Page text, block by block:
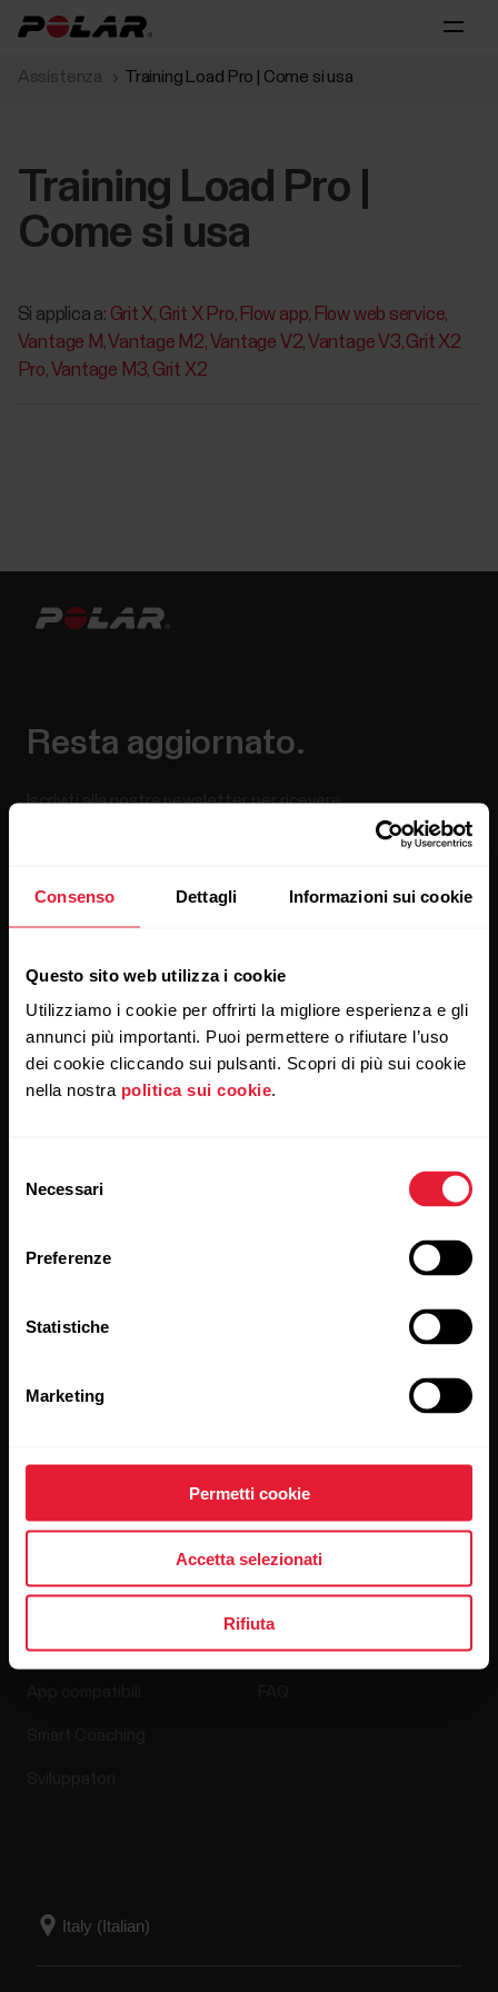
Consenso Dettagli Informazioni sui cookie
Questo sito web utilizza i cookie
Utilizziamo i cookie per offrirti la migliore esperienza e gli
annunci più importanti. Puoi permettere o rifiutare l’uso
dei cookie cliccando sui pulsanti. Scopri di più sui cookie
nella nostra politica sui cookie.
delNecessari
Preferenze
Statistiche
Marketing
Permetti cookie
Accetta selezionati
Rifiuta
Assistenza Training Load Pro | Come si usa‬‬‬
Training Load Pro |
Come si usa‬‬‬
Si applica a: Grit X Grit X Pro Flow app Flow web service
Vantage M Vantage M2 Vantage V2 Vantage V3 Grit X2
Pro Vantage M3 Grit X2
Resta aggiornato.
Iscriviti alla nostra newsletter per ricevere
Cliccando su Iscriviti, accetti di ricevere delle email da Polar
e confermi di avere letto la nostra
informativa sulla privacy.
Sensori
Rilasci del software
App e servizi
Polar Flow
Shop online
Criteri di reso